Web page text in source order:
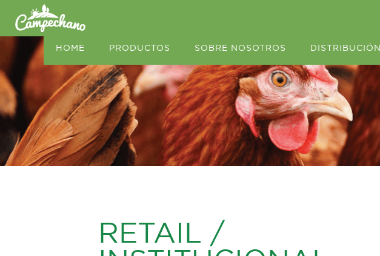
HOME PRODUCTOS SOBRE NOSOTROS DISTRIBUCIÓN
RETAIL /